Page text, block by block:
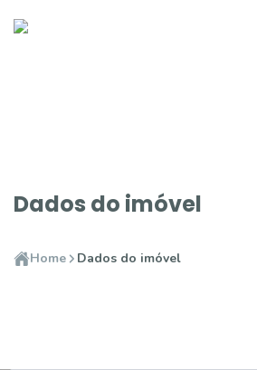
Dados do imóvel
Home Dados do imóvel